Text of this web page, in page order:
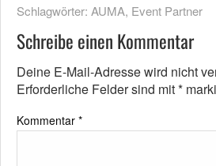
Schlagwörter: AUMA, Event Partner
Schreibe einen Kommentar
Deine E-Mail-Adresse wird nicht
Erforderliche Felder sind mit*
Kommentar *